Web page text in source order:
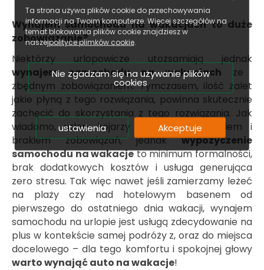
Wynajem samochodu na wakacjach to duże
zobowiązanie?
Niektórzy urlopowicze utożsamiają jednak
wynajem samochodu na wakacjach ze
zbędnym zobowiązaniem. Tymczasem, ilość zalet
jakie płyną z tego rozwiązania, powinna skutecznie
zachęcić do skorzystania z tego rozwiązania. Jak
wiadomo, urlop kojarzy się z wypoczynkiem i
brakiem zobowiązań, jednakwypożyczenie
samochodu na wakacjeto minimum formalności,
brak dodatkowych kosztów i usługa generująca
zero stresu. Tak więc nawet jeśli zamierzamy leżeć
na plaży czy nad hotelowym basenem od
pierwszego do ostatniego dnia wakacji, wynajem
samochodu na urlopie jest usługą zdecydowanie na
plus w kontekście samej podróży z, oraz do miejsca
docelowego – dla tego komfortu i spokojnej głowy
warto wynająć auto na wakacje!
Ta strona używa plików cookie do przechowywania
informacji na Twoim komputerze. Więcej szczegółów na
temat blokowania plików cookie znajdziesz w
naszejpolityce plimków cookie.
Nie zgadzam się na używanie plików
cookies
ustawienia Akceptuje